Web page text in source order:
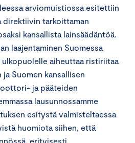
arviomuistiossa esitettiin
direktiivin tarkoittaman
kansallista lainsäädäntöä.
laajentaminen Suomessa
ulkopuolelle aiheuttaa ristiriitaa
Suomen kansallisen
ja pääteiden
lausunnossamme
esitystä valmisteltaessa
huomiota siihen, että
erityisesti